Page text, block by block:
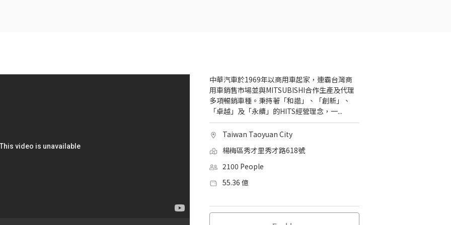
中華汽車於1969年以商用車起家，連霸台灣商
用車銷售市場並與MITSUBISHI合作生產及代理
多項暢銷車種。秉持著「和諧」、「創新」、
「卓越」及「永續」的HITS經營理念，一...
Taiwan Taoyuan City
楊梅區秀才里秀才路618號
2100 People
55.36 億